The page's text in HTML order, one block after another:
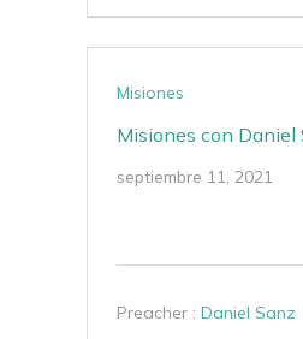
Misiones
Misiones con Daniel
septiembre 11, 2021
Preacher : Daniel Sanz